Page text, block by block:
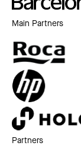
Main Partners
Partners